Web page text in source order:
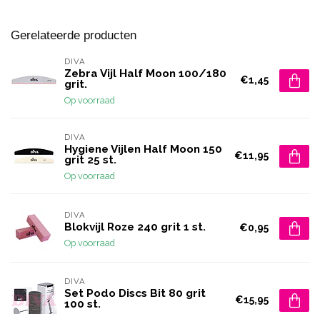
Gerelateerde producten
DIVA
Zebra Vijl Half Moon 100/180
grit.
Op voorraad
€1,45
DIVA
Hygiene Vijlen Half Moon 150
grit 25 st.
Op voorraad
€11,95
DIVA
Blokvijl Roze 240 grit 1 st.
Op voorraad
€0,95
DIVA
Set Podo Discs Bit 80 grit
100 st.
€15,95